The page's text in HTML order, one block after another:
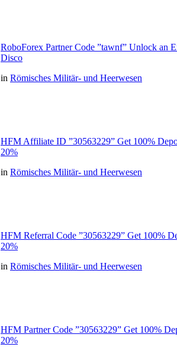
RoboForex Partner Code ”tawnf” Unlock an
Disco
in Römisches Militär- und Heerwesen
HFM Affiliate ID ”30563229” Get 100%
20%
in Römisches Militär- und Heerwesen
HFM Referral Code ”30563229” Get 100%
20%
in Römisches Militär- und Heerwesen
HFM Partner Code ”30563229” Get 100%
20%